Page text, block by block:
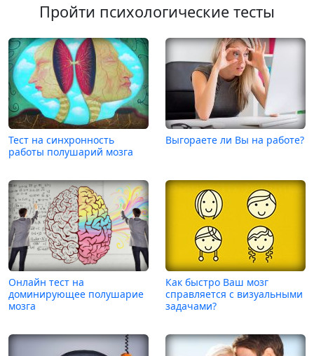
Пройти психологические тесты
Тест на синхронность
работы полушарий мозга
Выгораете ли Вы на работе?
Онлайн тест на
доминирующее полушарие
мозга
Как быстро Ваш мозг
справляется с визуальными
задачами?